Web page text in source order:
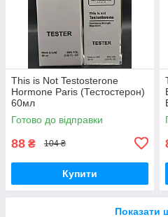
This is Not Testosterone
Hormone Paris (Тестостерон)
60мл
Готово до відправки
88 ₴ 104 ₴
Купити
Показати